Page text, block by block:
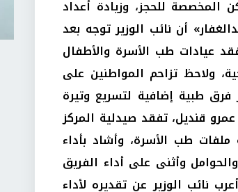
المخصصة للحجز، وزيادة أعداد
أن نائب الوزير توجه بعد
عيادات طب الأسرة والأطفال
ولاحظ تزاحم المواطنين على
طبية إضافية لتسريع وتيرة
قنديل، تفقد صيدلية المركز
ملفات طب الأسرة، وأشاد بأداء
وأثنى على أداء الفريق
نائب الوزير عن تقديره لأداء